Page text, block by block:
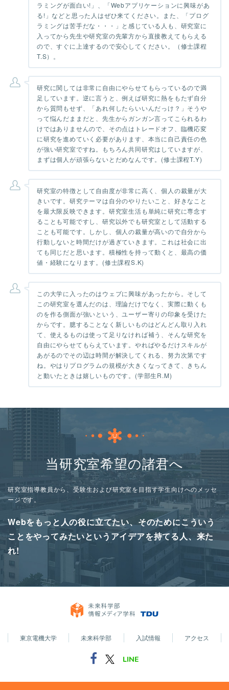
ラミングが面白い!」、「Webアプリケーションに興味があ
る!」などと思った人はぜひ来てください。また、「プログ
ラミングは苦手だな・・・」と感じている人も、研究室に
入ってから先生や研究室の先輩方から直接教えてもらえる
ので、すぐに上達するので安心してください。（修士課程
T.S）。
研究に関しては非常に自由にやらせてもらっているので満
足しています。逆に言うと、例えば研究に熱をもたず自分
から質問もせず、「あれ何したらいいんだっけ？」そうや
って悩んだままだと、先生からガンガン言ってこられるわ
けではありませんので、その点はトレードオフ、臨機応変
に研究を進めていく必要があります、本当に自己責任の色
が強い研究室ですね。もちろん共同研究はしていますが、
まずは個人が頑張らないとだめなんです。(修士課程T.Y)
研究室の特徴として自由度が非常に高く、個人の裁量が大
きいです。研究テーマは自分のやりたいこと、好きなこと
を最大限反映できます。研究室生活も単純に研究に専念す
ることも可能ですし、研究以外でも研究室として活動する
ことも可能です。しかし、個人の裁量が高いので自分から
行動しないと時間だけが過ぎていきます。これは社会に出
ても同じだと思います。積極性を持って動くと、最高の価
値・経験になります。(修士課程S.K)
この大学に入ったのはウェブに興味があったから。そして
この研究室を選んだのは、理論だけでなく、実際に動くも
のを作る側面が強いという、ユーザー寄りの印象を受けた
からです。臆することなく新しいものはどんどん取り入れ
て、使えるものは使って足りなければ補う、そんな研究を
自由にやらせてもらえています。やればやるだけスキルが
あがるのでその辺は時間が解決してくれる、努力次第です
ね。やはりプログラムの規模が大きくなってきて、きちん
と動いたときは嬉しいものです。(学部生R.M)
当研究室希望の諸君へ
研究室指導教員から、受験生および研究室を目指す学生向けへのメッセ
ージです。
Webをもっと人の役に立てたい、そのためにこういう
ことをやってみたいというアイデアを持てる人、来た
れ!
東京電機大学 未来科学部 入試情報 アクセス
LINE